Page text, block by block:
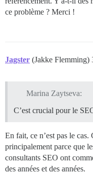
ce problème ? Merci !
Jagster (Jakke Flemming)
Marina Zaytseva:
C’est crucial pour le
En fait, ce n’est pas le
principalement parce que
consultants SEO ont
des années et des années.